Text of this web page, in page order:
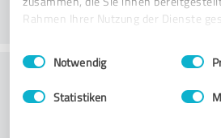
Rahmen Ihrer Nutzung der Dienste
Impressum
Einwilligungsauswahl
Notwendig
Statistiken
Wie beurteilen
Preis-/